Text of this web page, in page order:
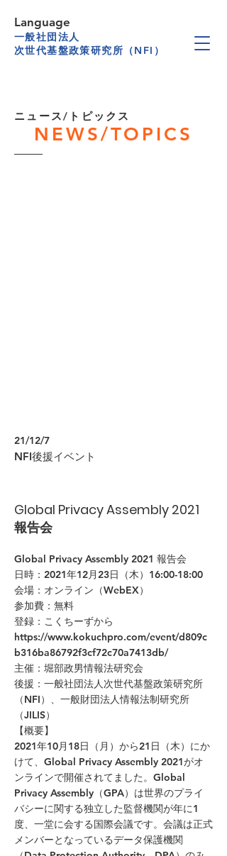
一般社団法人
次世代基盤政策研究所（NFI）
Language
​ニュース/トピックス
NEWS/TOPICS
21/12/7
NFI後援イベント
Global Privacy Assembly 2021
報告会
Global Privacy Assembly 2021 報告会
日時：2021年12月23日（木）16:00-18:00
会場：オンライン（WebEX）
参加費：無料
登録：こくちーずから
https://www.kokuchpro.com/event/d809c
b316ba86792f3cf72c70a7413db/
主催：堀部政男情報法研究会
後援：一般社団法人次世代基盤政策研究所
（NFI）、一般財団法人情報法制研究所
（JILIS）
【概要】
2021年10月18日（月）から21日（木）にか
けて、Global Privacy Assembly 2021がオ
ンラインで開催されてました。Global
Privacy Assembly（GPA）は世界のプライ
バシーに関する独立した監督機関が年に1
度、一堂に会する国際会議です。会議は正式
メンバーとなっているデータ保護機関